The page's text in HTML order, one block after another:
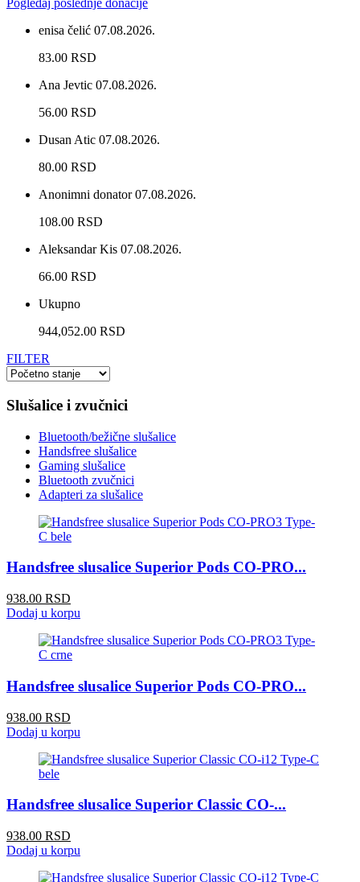
Pogledaj poslednje donacije
enisa čelić 07.08.2026.
83.00 RSD
Ana Jevtic 07.08.2026.
56.00 RSD
Dusan Atic 07.08.2026.
80.00 RSD
Anonimni donator 07.08.2026.
108.00 RSD
Aleksandar Kis 07.08.2026.
66.00 RSD
Ukupno
944,052.00 RSD
FILTER
Slušalice i zvučnici
Bluetooth/bežične slušalice
Handsfree slušalice
Gaming slušalice
Bluetooth zvučnici
Adapteri za slušalice
Handsfree slusalice Superior Pods CO-PRO...
938.00 RSD
Dodaj u korpu
Handsfree slusalice Superior Pods CO-PRO...
938.00 RSD
Dodaj u korpu
Handsfree slusalice Superior Classic CO-...
938.00 RSD
Dodaj u korpu